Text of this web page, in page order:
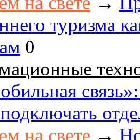
туризма
0
на свете →